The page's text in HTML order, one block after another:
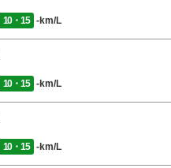
10・15 -km/L
10・15 -km/L
10・15 -km/L